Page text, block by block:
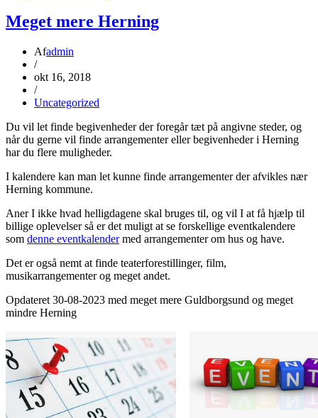
Meget mere Herning
Afadmin
/
okt 16, 2018
/
Uncategorized
Du vil let finde begivenheder der foregår tæt på angivne steder, og
når du gerne vil finde arrangementer eller begivenheder i Herning
har du flere muligheder.
I kalendere kan man let kunne finde arrangementer der afvikles nær
Herning kommune.
Aner I ikke hvad helligdagene skal bruges til, og vil I at få hjælp til
billige oplevelser så er det muligt at se forskellige eventkalendere
som denne eventkalendermed arrangementer om hus og have.
Det er også nemt at finde teaterforestillinger, film,
musikarrangementer og meget andet.
Opdateret 30-08-2023 med meget mere Guldborgsund og meget
mindre Herning